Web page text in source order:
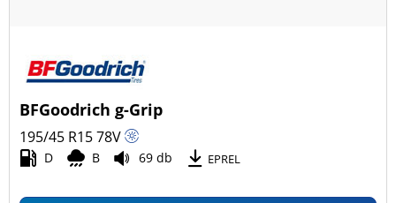
BFGoodrich g-Grip
195/45 R1578V
D B 69 db EPREL